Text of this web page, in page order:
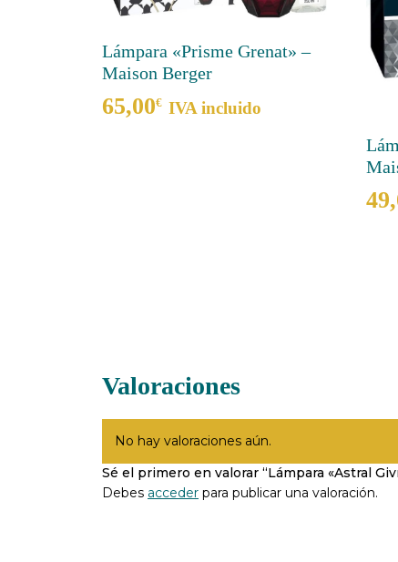
Lámpara «Prisme Grenat» –
Maison Berger
65,00€ IVA incluido
Valoraciones
No hay valoraciones aún.
Sé el primero en valorar “Lámpara «Astral
Debes acceder para publicar una valoración.